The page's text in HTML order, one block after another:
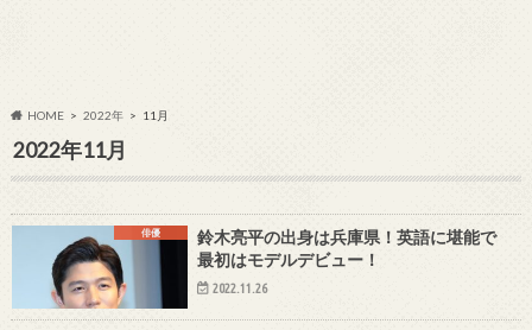
HOME 2022年 11月
2022年11月
俳優
鈴木亮平の出身は兵庫県！英語に堪能で
最初はモデルデビュー！
2022.11.26